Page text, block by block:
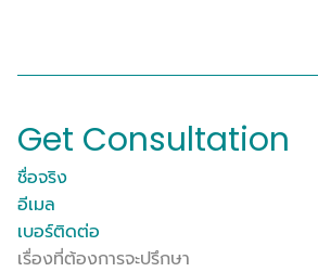
Get Consultation
ชื่อจริง
อีเมล
เบอร์ติดต่อ
เรื่องที่ต้องการจะปรึกษา